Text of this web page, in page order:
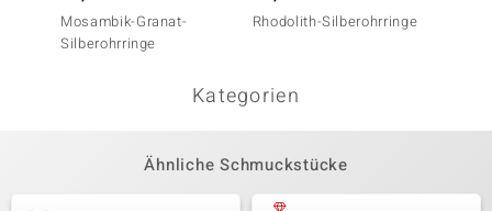
Mosambik-Granat-
Silberohrringe
Rhodolith-Silberohrringe
Kategorien
Ähnliche Schmuckstücke